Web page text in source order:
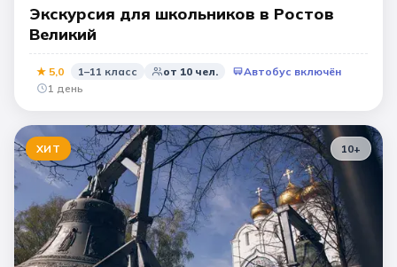
Экскурсия для школьников в Ростов
Великий
★ 5,0 1–11 класс от 10 чел.
Автобус включён
1 день
ХИТ 10+